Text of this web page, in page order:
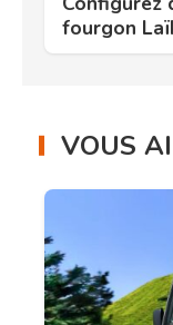
fourgon
VOUS